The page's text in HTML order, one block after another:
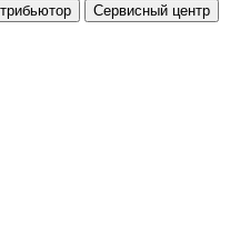
Сервисный центр